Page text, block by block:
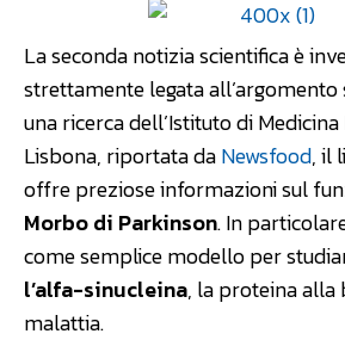
La seconda notizia scientifica è
strettamente legata all’argomento
una ricerca dell’Istituto di
Lisbona, riportata daNewsfood, il
offre preziose informazioni sul
Morbo di Parkinson. In
come semplice modello per
l’alfa-sinucleina, la proteina alla
malattia.